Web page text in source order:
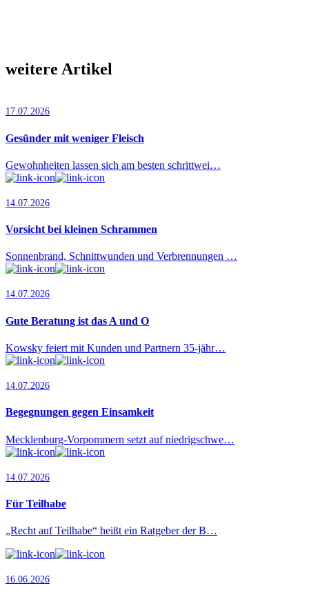
weitere Artikel
17.07.2026
Gesünder mit weniger Fleisch
Gewohnheiten lassen sich am besten schrittwei…
14.07.2026
Vorsicht bei kleinen Schrammen
Sonnenbrand, Schnittwunden und Verbrennungen …
14.07.2026
Gute Beratung ist das A und O
Kowsky feiert mit Kunden und Partnern 35-jähr…
14.07.2026
Begegnungen gegen Einsamkeit
Mecklenburg-Vorpommern setzt auf niedrigschwe…
14.07.2026
Für Teilhabe
„Recht auf Teilhabe“ heißt ein Ratgeber der B…
16.06.2026